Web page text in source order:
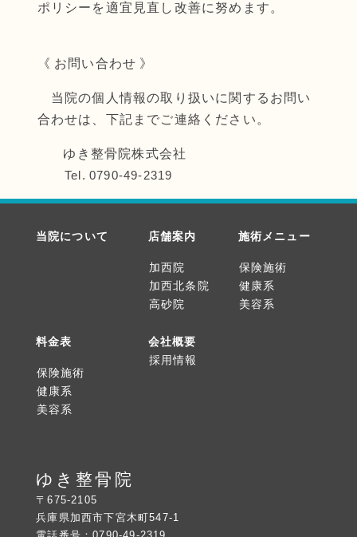
ポリシーを適宜見直し改善に努めます。
《 お問い合わせ 》
当院の個人情報の取り扱いに関するお問い
合わせは、下記までご連絡ください。
ゆき整骨院株式会社
Tel. 0790-49-2319
当院について 店舗案内
加西院
加西北条院
高砂院
施術メニュー
保険施術
健康系
美容系
料金表
保険施術
健康系
美容系
会社概要
採用情報
ゆき整骨院
〒675-2105
兵庫県加西市下宮木町547-1